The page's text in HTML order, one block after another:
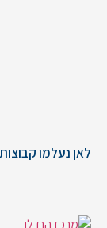
לאן נעלמו